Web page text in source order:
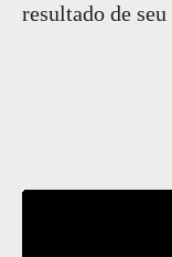
resultado de seu